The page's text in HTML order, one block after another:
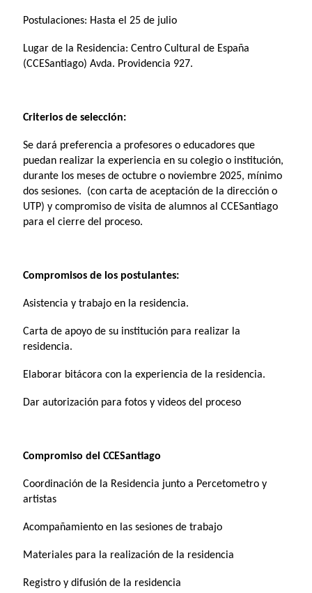
Postulaciones: Hasta el 25 de julio
Lugar de la Residencia: Centro Cultural de España
(CCESantiago) Avda. Providencia 927.
Criterios de selección:
Se dará preferencia a profesores o educadores que
puedan realizar la experiencia en su colegio o institución,
durante los meses de octubre o noviembre 2025, mínimo
dos sesiones. (con carta de aceptación de la dirección o
UTP) y compromiso de visita de alumnos al CCESantiago
para el cierre del proceso.
Compromisos de los postulantes:
Asistencia y trabajo en la residencia.
Carta de apoyo de su institución para realizar la
residencia.
Elaborar bitácora con la experiencia de la residencia.
Dar autorización para fotos y videos del proceso
Compromiso del CCESantiago
Coordinación de la Residencia junto a Percetometro y
artistas
Acompañamiento en las sesiones de trabajo
Materiales para la realización de la residencia
Registro y difusión de la residencia